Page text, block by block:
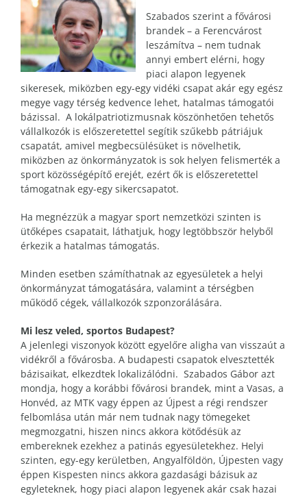
Szabados szerint a fővárosi
brandek – a Ferencvárost
leszámítva – nem tudnak
annyi embert elérni, hogy
piaci alapon legyenek
sikeresek, miközben egy-egy vidéki csapat akár egy egész
megye vagy térség kedvence lehet, hatalmas támogatói
bázissal. A lokálpatriotizmusnak köszönhetően tehetős
vállalkozók is előszeretettel segítik szűkebb pátriájuk
csapatát, amivel megbecsülésüket is növelhetik,
miközben az önkormányzatok is sok helyen felismerték a
sport közösségépítő erejét, ezért ők is előszeretettel
támogatnak egy-egy sikercsapatot.
Ha megnézzük a magyar sport nemzetközi szinten is
ütőképes csapatait, láthatjuk, hogy legtöbbször helyből
érkezik a hatalmas támogatás.
Minden esetben számíthatnak az egyesületek a helyi
önkormányzat támogatására, valamint a térségben
működő cégek, vállalkozók szponzorálására.
Mi lesz veled, sportos Budapest?
A jelenlegi viszonyok között egyelőre aligha van visszaút a
vidékről a fővárosba. A budapesti csapatok elvesztették
bázisaikat, elkezdtek lokalizálódni. Szabados Gábor azt
mondja, hogy a korábbi fővárosi brandek, mint a Vasas, a
Honvéd, az MTK vagy éppen az Újpest a régi rendszer
felbomlása után már nem tudnak nagy tömegeket
megmozgatni, hiszen nincs akkora kötődésük az
embereknek ezekhez a patinás egyesületekhez. Helyi
szinten, egy-egy kerületben, Angyalföldön, Újpesten vagy
éppen Kispesten nincs akkora gazdasági bázisuk az
egyleteknek, hogy piaci alapon legyenek akár csak hazai